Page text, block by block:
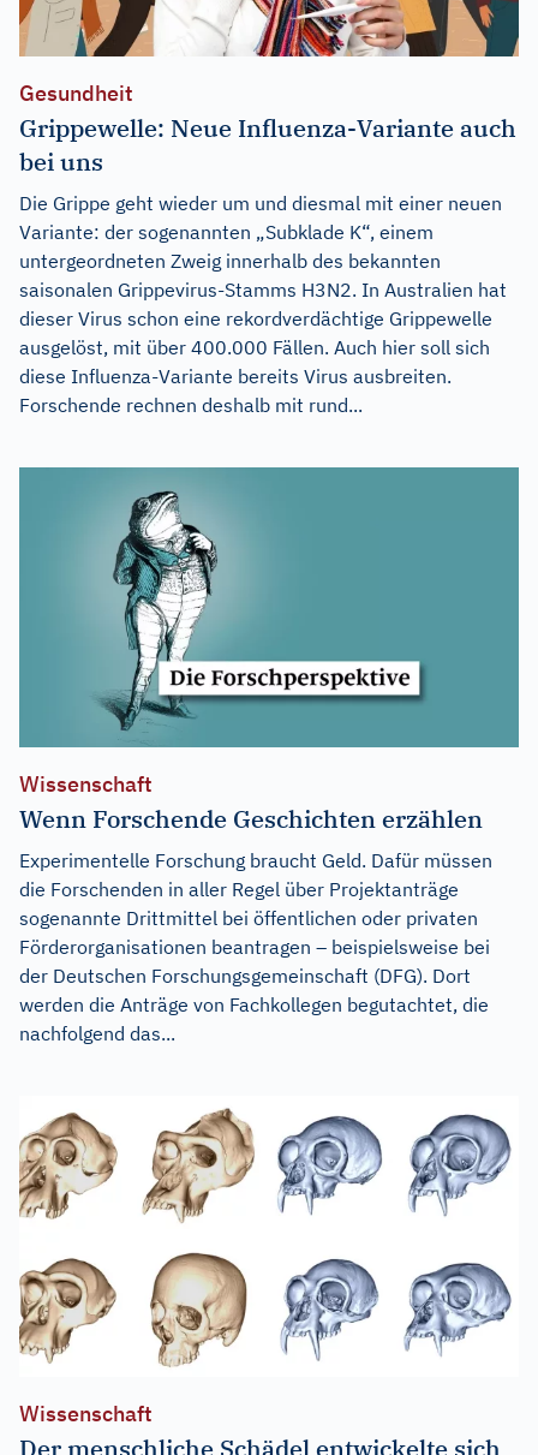
Gesundheit
Grippewelle: Neue Influenza-Variante auch
bei uns
Die Grippe geht wieder um und diesmal mit einer neuen
Variante: der sogenannten „Subklade K“, einem
untergeordneten Zweig innerhalb des bekannten
saisonalen Grippevirus-Stamms H3N2. In Australien hat
dieser Virus schon eine rekordverdächtige Grippewelle
ausgelöst, mit über 400.000 Fällen. Auch hier soll sich
diese Influenza-Variante bereits Virus ausbreiten.
Forschende rechnen deshalb mit rund...
Wissenschaft
Wenn Forschende Geschichten erzählen
Experimentelle Forschung braucht Geld. Dafür müssen
die Forschenden in aller Regel über Projektanträge
sogenannte Drittmittel bei öffentlichen oder privaten
Förderorganisationen beantragen – beispielsweise bei
der Deutschen Forschungsgemeinschaft (DFG). Dort
werden die Anträge von Fachkollegen begutachtet, die
nachfolgend das...
Wissenschaft
Der menschliche Schädel entwickelte sich